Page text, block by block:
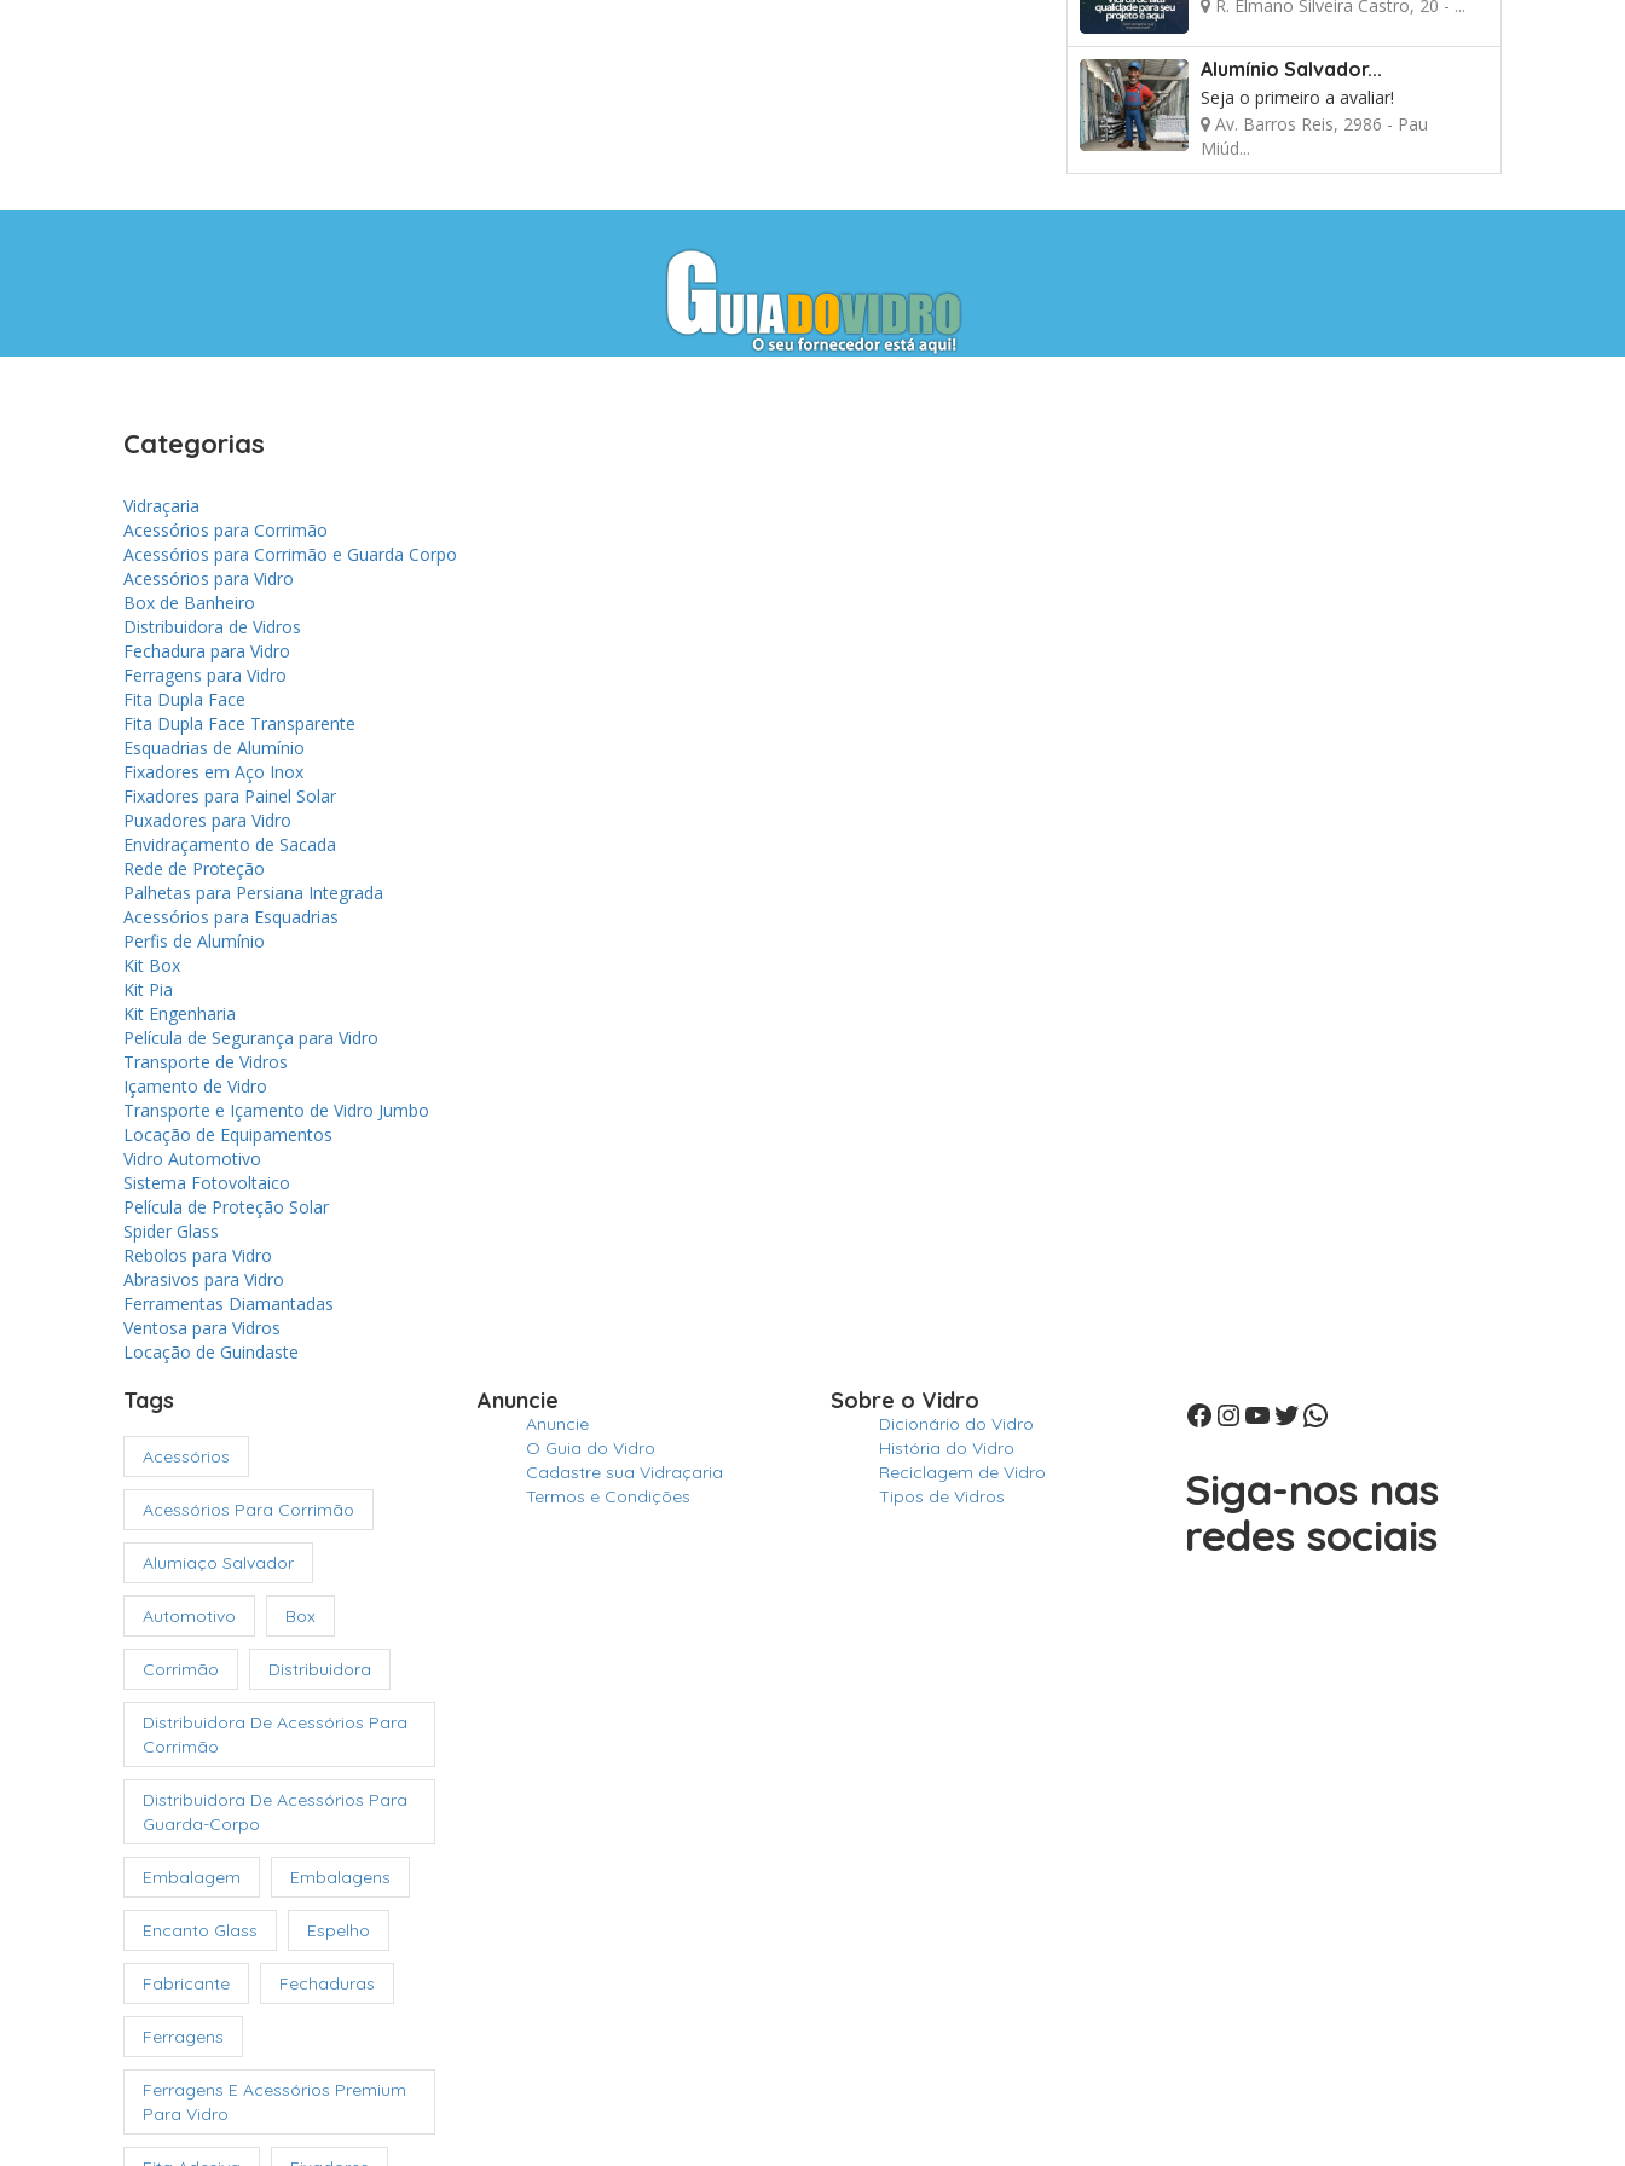
R. Elmano Silveira Castro, 20 - ...
Alumínio Salvador...
Seja o primeiro a avaliar!
Av. Barros Reis, 2986 - Pau
Miúd...
Categorias
Vidraçaria
Acessórios para Corrimão
Acessórios para Corrimão e Guarda Corpo
Acessórios para Vidro
Box de Banheiro
Distribuidora de Vidros
Fechadura para Vidro
Ferragens para Vidro
Fita Dupla Face
Fita Dupla Face Transparente
Esquadrias de Alumínio
Fixadores em Aço Inox
Fixadores para Painel Solar
Puxadores para Vidro
Envidraçamento de Sacada
Rede de Proteção
Palhetas para Persiana Integrada
Acessórios para Esquadrias
Perfis de Alumínio
Kit Box
Kit Pia
Kit Engenharia
Película de Segurança para Vidro
Transporte de Vidros
Içamento de Vidro
Transporte e Içamento de Vidro Jumbo
Locação de Equipamentos
Vidro Automotivo
Sistema Fotovoltaico
Película de Proteção Solar
Spider Glass
Rebolos para Vidro
Abrasivos para Vidro
Ferramentas Diamantadas
Ventosa para Vidros
Locação de Guindaste
Tags
Acessórios
Acessórios Para Corrimão
Alumiaço Salvador
Automotivo Box
Corrimão Distribuidora
Distribuidora De Acessórios Para
Corrimão
Distribuidora De Acessórios Para
Guarda-Corpo
Embalagem Embalagens
Encanto Glass Espelho
Fabricante Fechaduras
Ferragens
Ferragens E Acessórios Premium
Para Vidro
Anuncie
Anuncie
O Guia do Vidro
Cadastre sua Vidraçaria
Termos e Condições
Sobre o Vidro
Dicionário do Vidro
História do Vidro
Reciclagem de Vidro
Tipos de Vidros
Facebook
Instagram
Youtube
Twitter
WhatsApp
Siga-nos nas
redes sociais